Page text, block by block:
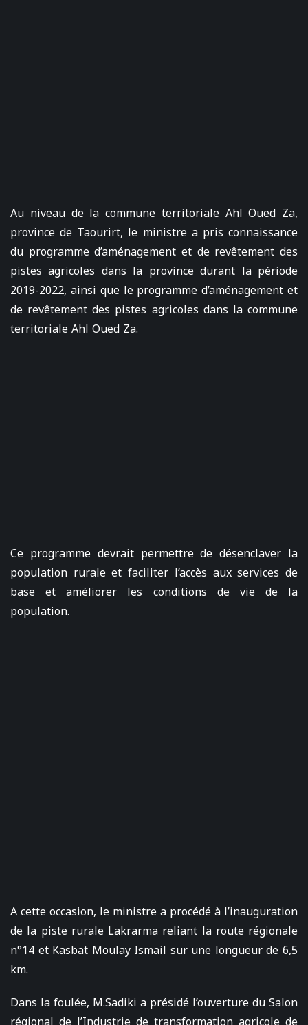
Au niveau de la commune territoriale Ahl Oued Za,
province de Taourirt, le ministre a pris connaissance
du programme d’aménagement et de revêtement des
pistes agricoles dans la province durant la période
2019-2022, ainsi que le programme d’aménagement et
de revêtement des pistes agricoles dans la commune
territoriale Ahl Oued Za.
Ce programme devrait permettre de désenclaver la
population rurale et faciliter l’accès aux services de
base et améliorer les conditions de vie de la
population.
A cette occasion, le ministre a procédé à l’inauguration
de la piste rurale Lakrarma reliant la route régionale
n°14 et Kasbat Moulay Ismail sur une longueur de 6,5
km.
Dans la foulée, M.Sadiki a présidé l’ouverture du Salon